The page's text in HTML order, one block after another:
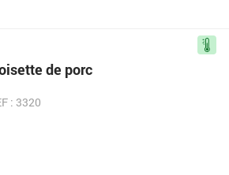
de porc
: 3320